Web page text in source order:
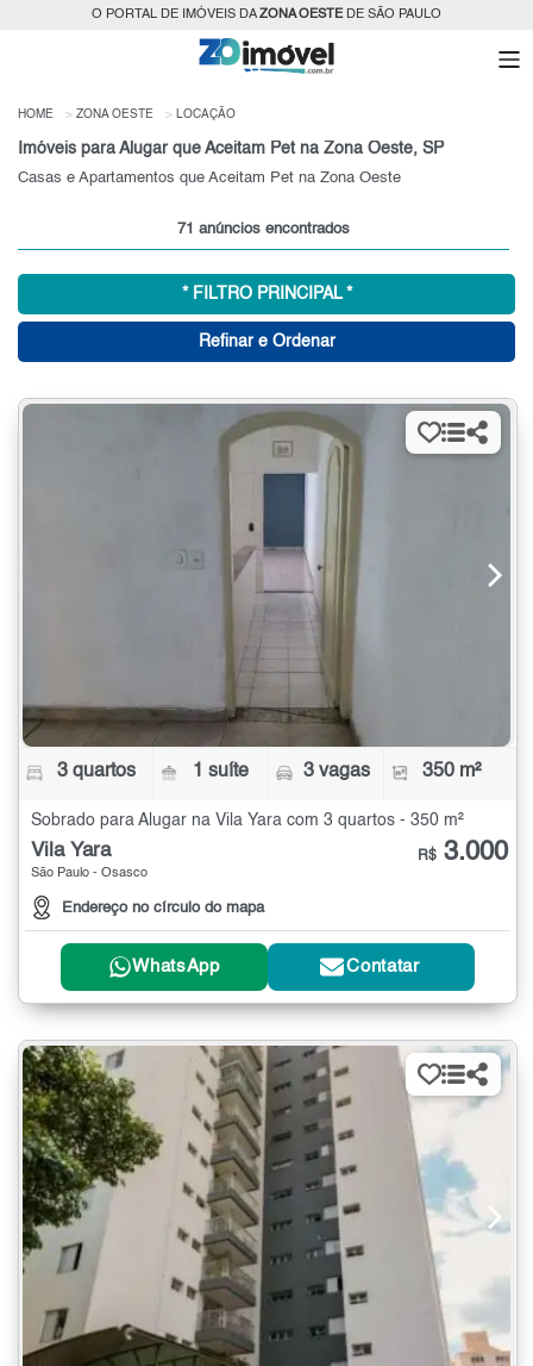
O PORTAL DE IMÓVEIS DAZONA OESTEDE SÃO PAULO
HOME ZONA OESTE LOCAÇÃO
Imóveis para Alugar que Aceitam Pet na Zona Oeste, SP
Casas e Apartamentos que Aceitam Pet na Zona Oeste
71 anúncios encontrados
* FILTRO PRINCIPAL *
Refinar e Ordenar
3 quartos 1 suíte 3 vagas 350 m²
Sobrado para Alugar na Vila Yara com 3 quartos - 350 m²
Vila Yara
São Paulo - Osasco
Endereço no círculo do mapa
R$ 3.000
WhatsApp Contatar